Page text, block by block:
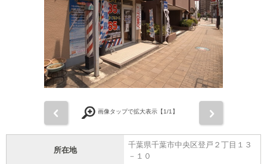
画像タップで拡大表示【1/1】
所在地
千葉県千葉市中央区登戸２丁目１３
－１０